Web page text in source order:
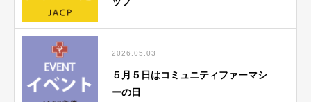
2026.05.03
５月５日はコミュニティファーマシ
ーの日